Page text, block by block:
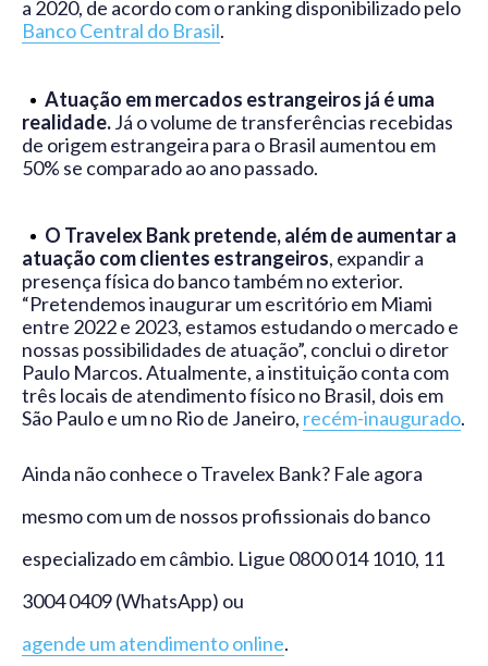
a 2020, de acordo com o ranking disponibilizado pelo
Banco Central do Brasil.
Atuação em mercados estrangeiros já é uma
realidade.Já o volume de transferências recebidas
de origem estrangeira para o Brasil aumentou em
50% se comparado ao ano passado.
O Travelex Bank pretende, além de aumentar a
atuação com clientes estrangeiros, expandir a
presença física do banco também no exterior.
“Pretendemos inaugurar um escritório em Miami
entre 2022 e 2023, estamos estudando o mercado e
nossas possibilidades de atuação”, conclui o diretor
Paulo Marcos. Atualmente, a instituição conta com
três locais de atendimento físico no Brasil, dois em
São Paulo e um no Rio de Janeiro, recém-inaugurado.
Ainda não conhece o Travelex Bank? Fale agora
mesmo com um de nossos profissionais do banco
especializado em câmbio. Ligue 0800 014 1010, 11
3004 0409 (WhatsApp) ou
agende um atendimento online.